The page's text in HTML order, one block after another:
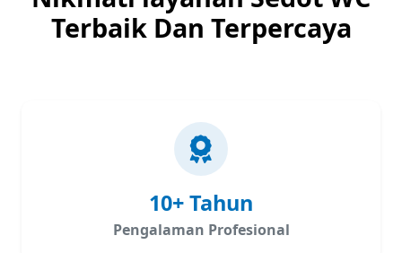
Terbaik Dan Terpercaya
10+ Tahun
Pengalaman Profesional